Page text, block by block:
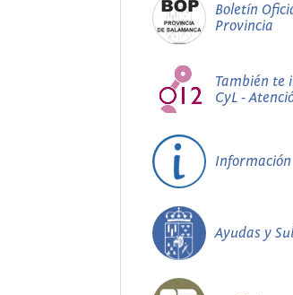
Boletín
Provincia
También te
CyL -
Información
Ayudas y